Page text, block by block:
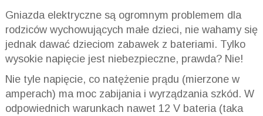
Gniazda elektryczne są ogromnym problemem dla
rodziców wychowujących małe dzieci, nie wahamy się
jednak dawać dzieciom zabawek z bateriami. Tylko
wysokie napięcie jest niebezpieczne, prawda? Nie!
Nie tyle napięcie, co natężenie prądu (mierzone w
amperach) ma moc zabijania i wyrządzania szkód. W
odpowiednich warunkach nawet 12 V bateria (taka